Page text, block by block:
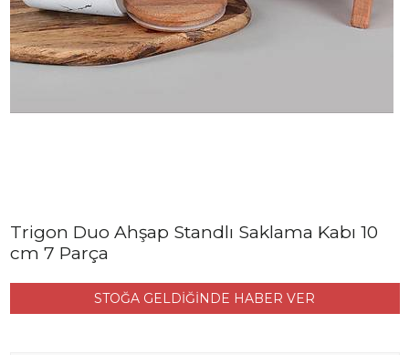
Trigon Duo Ahşap Standlı Saklama Kabı 10
cm 7 Parça
STOĞA GELDİĞİNDE HABER VER